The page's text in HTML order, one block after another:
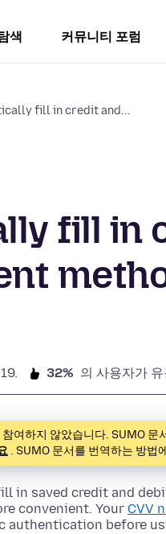
색 커뮤니티 포럼
fill in credit and...
fill in
32% 의 사용자가
여하지 않았습니다. SUMO
. SUMO 문서를 번역하는 방법
in saved credit and
convenient. Your CVV
authentication before